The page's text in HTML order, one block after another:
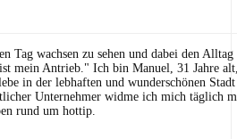
Tag wachsen zu sehen und dabei den
mein Antrieb." Ich bin Manuel, 31 Jahre
in der lebhaften und wunderschönen
Unternehmer widme ich mich täglich
rund um hottip.